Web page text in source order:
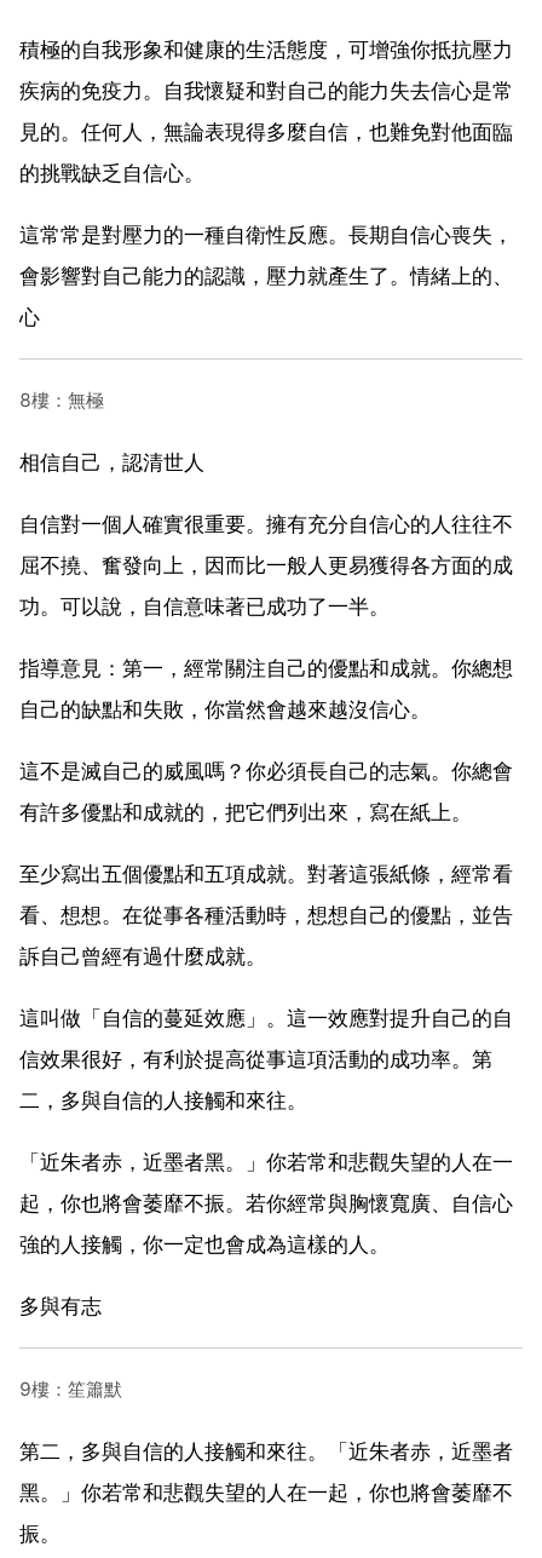
積極的自我形象和健康的生活態度，可增強你抵抗壓力
疾病的免疫力。自我懷疑和對自己的能力失去信心是常
見的。任何人，無論表現得多麼自信，也難免對他面臨
的挑戰缺乏自信心。
這常常是對壓力的一種自衛性反應。長期自信心喪失，
會影響對自己能力的認識，壓力就產生了。情緒上的、
心
8樓：無極
相信自己，認清世人
自信對一個人確實很重要。擁有充分自信心的人往往不
屈不撓、奮發向上，因而比一般人更易獲得各方面的成
功。可以說，自信意味著已成功了一半。
指導意見：第一，經常關注自己的優點和成就。你總想
自己的缺點和失敗，你當然會越來越沒信心。
這不是滅自己的威風嗎？你必須長自己的志氣。你總會
有許多優點和成就的，把它們列出來，寫在紙上。
至少寫出五個優點和五項成就。對著這張紙條，經常看
看、想想。在從事各種活動時，想想自己的優點，並告
訴自己曾經有過什麼成就。
這叫做「自信的蔓延效應」。這一效應對提升自己的自
信效果很好，有利於提高從事這項活動的成功率。第
二，多與自信的人接觸和來往。
「近朱者赤，近墨者黑。」你若常和悲觀失望的人在一
起，你也將會萎靡不振。若你經常與胸懷寬廣、自信心
強的人接觸，你一定也會成為這樣的人。
多與有志
9樓：笙簫默
第二，多與自信的人接觸和來往。「近朱者赤，近墨者
黑。」你若常和悲觀失望的人在一起，你也將會萎靡不
振。